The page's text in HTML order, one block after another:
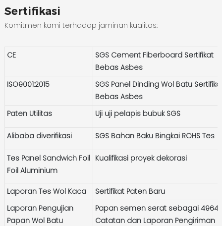
Sertifikasi
Komitmen kami terhadap jaminan kualitas:
CE
SGS Cement Fiberboard Sertifikat
Bebas Asbes
ISO9001:2015
SGS Panel Dinding Wol Batu
Bebas Asbes
Paten Utilitas
Uji uji pelapis bubuk SGS
Alibaba diverifikasi SGS Bahan Baku Bingkai ROHS Tes
Tes Panel Sandwich Foil
Foil Aluminium
Kualifikasi proyek dekorasi
Laporan Tes Wol Kaca
Sertifikat Paten Baru
Laporan Pengujian
Papan Wol Batu
Papan semen serat sebagai 4964
Catatan dan Laporan Pengiriman